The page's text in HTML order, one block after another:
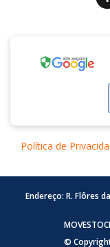
Política de
Endereço: R. Flôres
©